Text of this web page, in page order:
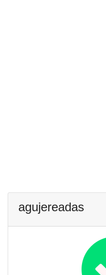
agujereadas